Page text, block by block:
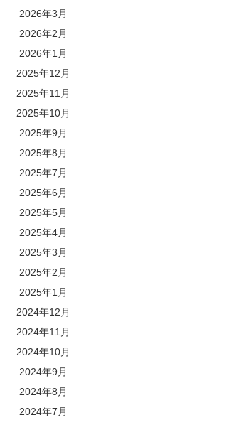
2026年3月
2026年2月
2026年1月
2025年12月
2025年11月
2025年10月
2025年9月
2025年8月
2025年7月
2025年6月
2025年5月
2025年4月
2025年3月
2025年2月
2025年1月
2024年12月
2024年11月
2024年10月
2024年9月
2024年8月
2024年7月